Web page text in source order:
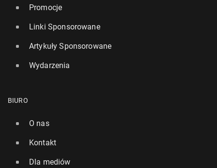
Promocje
Linki Sponsorowane
Artykuły Sponsorowane
Wydarzenia
BIURO
O nas
Kontakt
Dla mediów